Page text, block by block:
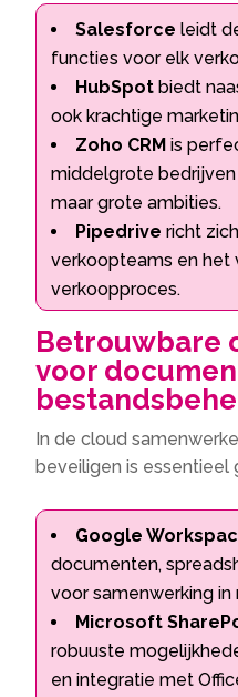
Salesforce leidt
functies voor elk
HubSpot biedt
ook krachtige
Zoho CRM is
middelgrote
maar grote ambities.
Pipedrive richt
verkoopteams en het
verkoopproces.
Betrouwbare
voor
In de cloud
beveiligen is essentieel
Google
documenten,
voor samenwerking in
Microsoft
robuuste
en integratie met